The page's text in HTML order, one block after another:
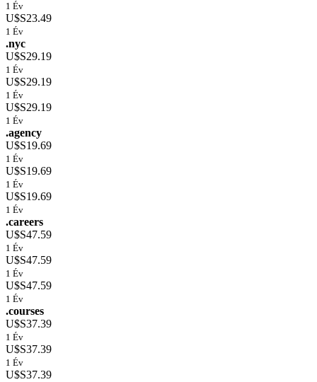
1 Év
U$S23.49
1 Év
.nyc
U$S29.19
1 Év
U$S29.19
1 Év
U$S29.19
1 Év
.agency
U$S19.69
1 Év
U$S19.69
1 Év
U$S19.69
1 Év
.careers
U$S47.59
1 Év
U$S47.59
1 Év
U$S47.59
1 Év
.courses
U$S37.39
1 Év
U$S37.39
1 Év
U$S37.39